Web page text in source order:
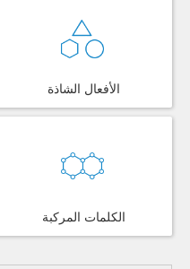
الأفعال الشاذة
الكلمات المركبة